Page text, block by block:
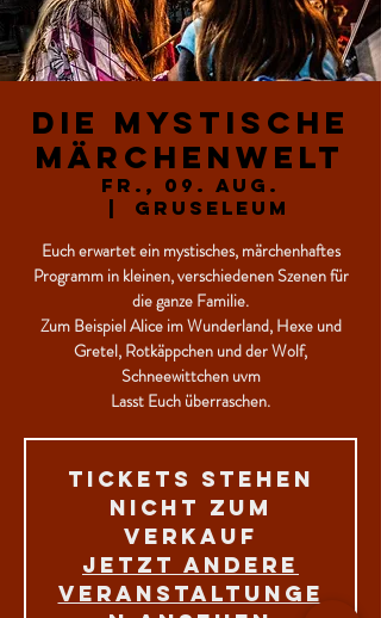
Die mystische
Märchenwelt
Fr., 09. Aug.
GRUSELEUM
Euch erwartet ein mystisches, märchenhaftes
Programm in kleinen, verschiedenen Szenen für
die ganze Familie.
Zum Beispiel Alice im Wunderland, Hexe und
Gretel, Rotkäppchen und der Wolf,
Schneewittchen uvm
Lasst Euch überraschen.
Tickets stehen
nicht zum
Verkauf
Jetzt andere
Veranstaltunge